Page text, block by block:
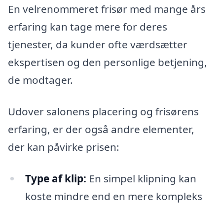
En velrenommeret frisør med mange års
erfaring kan tage mere for deres
tjenester, da kunder ofte værdsætter
ekspertisen og den personlige betjening,
de modtager.
Udover salonens placering og frisørens
erfaring, er der også andre elementer,
der kan påvirke prisen:
Type af klip: En simpel klipning kan
koste mindre end en mere kompleks